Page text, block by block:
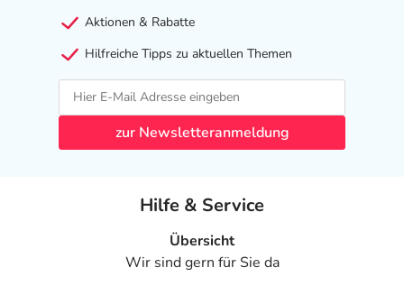
Aktionen & Rabatte
Hilfreiche Tipps zu aktuellen Themen
zur Newsletteranmeldung
Hilfe & Service
Übersicht
Wir sind gern für Sie da